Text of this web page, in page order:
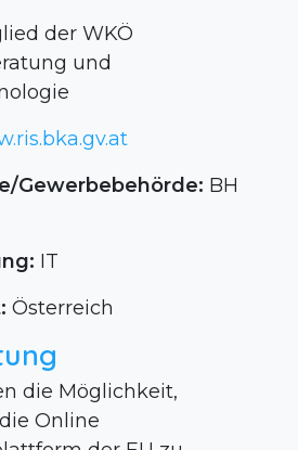
der WKÖ
und
Gewerbebehörde: BH
IT
Österreich
die Möglichkeit,
Online